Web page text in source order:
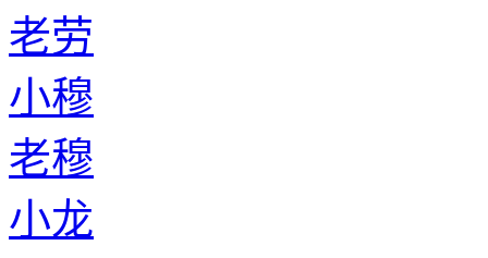
老劳
小穆
老穆
小龙